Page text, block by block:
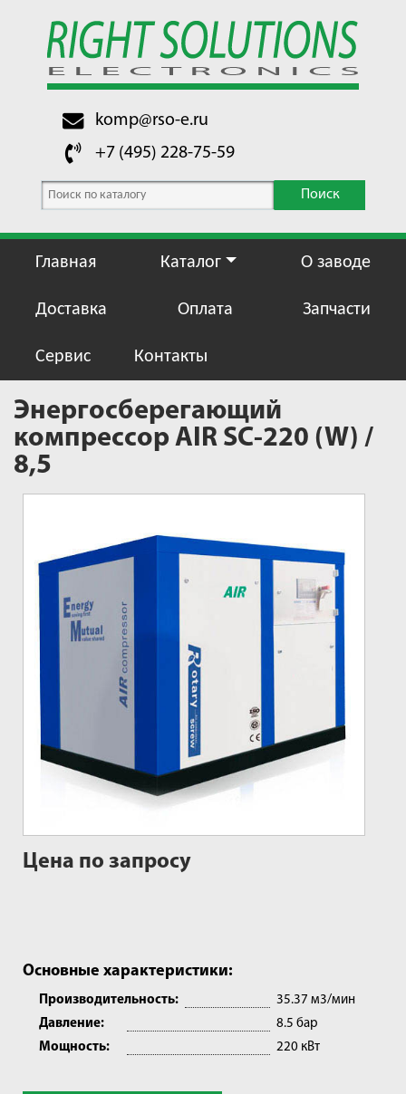
komp@rso-e.ru
+7 (495) 228-75-59
Поиск
Главная Каталог О заводе
Доставка Оплата Запчасти
Сервис Контакты
Энергосберегающий
компрессор AIR SC-220 (W) /
8,5
Цена по запросу
Основные характеристики:
Производительность:
35.37 м3/мин
Давление:
8.5 бар
Мощность:
220 кВт